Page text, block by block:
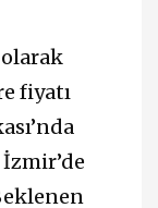
fiyatı
İzmir’de